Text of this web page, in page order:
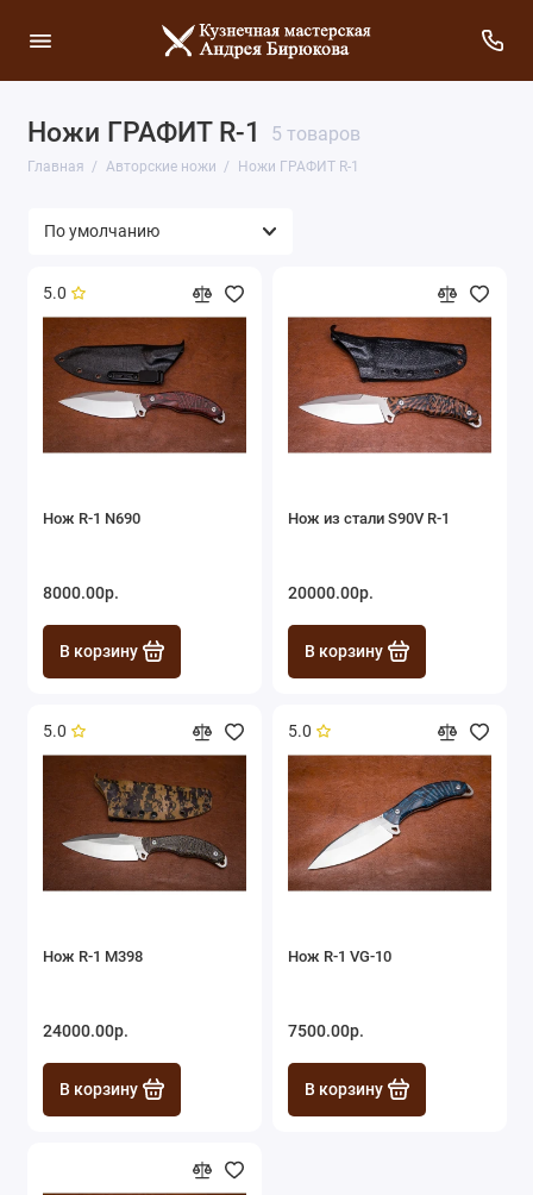
Ножи ГРАФИТ R-1 5 товаров
Главная Авторские ножи Ножи ГРАФИТ R-1
5.0
Нож R-1 N690
8000.00р.
В корзину
Нож из стали S90V R-1
20000.00р.
В корзину
5.0
Нож R-1 М398
24000.00р.
В корзину
5.0
Нож R-1 VG-10
7500.00р.
В корзину